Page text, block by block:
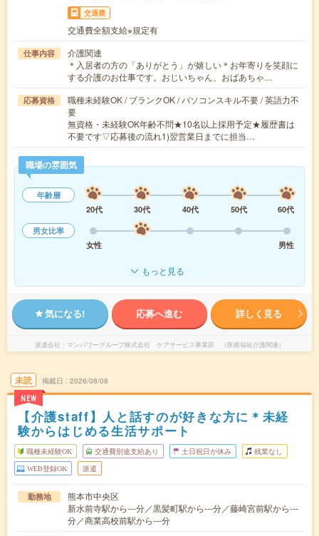
交通費
交通費全額支給※規定有
仕事内容
介護関連
＊入居者の方の「ありがとう」が嬉しい＊お年寄りを笑顔に
する介護のお仕事です。おじいちゃん、おばあちゃ…
応募資格
職種未経験OK / ブランクOK / パソコンスキル不要 / 英語力不
要
無資格・未経験OK年齢不問★10名以上採用予定★履歴書は
不要です▽応募後の流れ1)翌営業日までに担当…
職場の雰囲気
年齢層
20代
30代 40代 50代
60代
男女比率
女性
男性
もっと見る
気になる! 応募へ進む 詳しく見る
派遣会社 マンパワーグループ株式会社 ケアサービス事業部 （医療福祉介護関連）
未読
NEW
掲載日 2026/08/08
【介護staff】人と話すのが好きな方に＊未経
験からはじめる生活サポート
職種未経験OK 交通費別途支給あり 土日祝日が休み 残業なし
WEB登録OK 派遣
勤務地
熊本市中央区
新水前寺駅から---分／黒髪町駅から---分／藤崎宮前駅から---
分／商業高校前駅から---分